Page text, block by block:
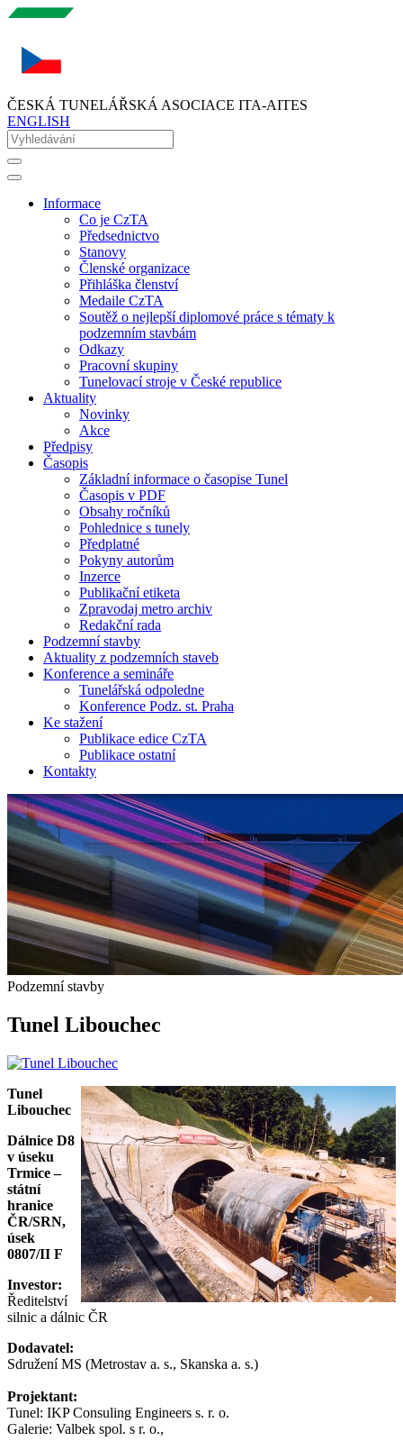
ČESKÁ TUNELÁŘSKÁ ASOCIACE ITA-AITES
ENGLISH
Informace
Co je CzTA
Předsednictvo
Stanovy
Členské organizace
Přihláška členství
Medaile CzTA
Soutěž o nejlepší diplomové práce s tématy k
podzemním stavbám
Odkazy
Pracovní skupiny
Tunelovací stroje v České republice
Aktuality
Novinky
Akce
Předpisy
Časopis
Základní informace o časopise Tunel
Časopis v PDF
Obsahy ročníků
Pohlednice s tunely
Předplatné
Pokyny autorům
Inzerce
Publikační etiketa
Zpravodaj metro archiv
Redakční rada
Podzemní stavby
Aktuality z podzemních staveb
Konference a semináře
Tunelářská odpoledne
Konference Podz. st. Praha
Ke stažení
Publikace edice CzTA
Publikace ostatní
Kontakty
Podzemní stavby
Tunel Libouchec
Tunel
Libouchec
Dálnice D8
v úseku
Trmice –
státní
hranice
ČR/SRN,
úsek
0807/II F
Investor:
Ředitelství
silnic a dálnic ČR
Dodavatel:
Sdružení MS (Metrostav a. s., Skanska a. s.)
Projektant:
Tunel: IKP Consuling Engineers s. r. o.
Galerie: Valbek spol. s r. o.,